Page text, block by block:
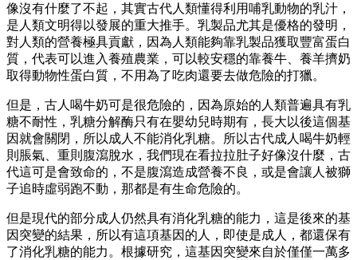
像沒有什麼了不起，其實古代人類懂得利用哺乳動物的乳汁，
是人類文明得以發展的重大推手。乳製品尤其是優格的發明，
對人類的營養極具貢獻，因為人類能夠靠乳製品獲取豐富蛋白
質，代表可以進入養殖農業，可以較安穩的靠養牛、養羊擠奶
取得動物性蛋白質，不用為了吃肉還要去做危險的打獵。
但是，古人喝牛奶可是很危險的，因為原始的人類普遍具有乳
糖不耐性，乳糖分解酶只有在嬰幼兒時期有，長大以後這個基
因就會關閉，所以成人不能消化乳糖。所以古代成人喝牛奶輕
則脹氣、重則腹瀉脫水，我們現在看拉拉肚子好像沒什麼，古
代這可是會致命的，不是腹瀉造成營養不良，或是會讓人被獅
子追時虛弱跑不動，那都是有生命危險的。
但是現代的部分成人仍然具有消化乳糖的能力，這是後來的基
因突變的結果，所以有這項基因的人，即使是成人，都還保有
了消化乳糖的能力。根據研究，這基因突變來自於僅僅一萬多